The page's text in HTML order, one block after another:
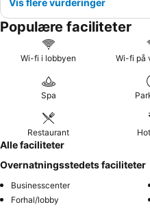
Vis flere vurderinger
Populære faciliteter
Wi-fi i lobbyen Wi-fi på
Spa
Restaurant
Alle faciliteter
Overnatningsstedets faciliteter
Businesscenter
Forhal/lobby